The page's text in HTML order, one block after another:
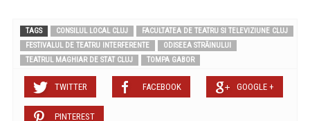
TAGS CONSILUL LOCAL CLUJ
FACULTATEA DE TEATRU SI TELEVIZIUNE CLUJ
FESTIVALUL DE TEATRU INTERFERENTE
ODISEEA STRĂINULUI
TEATRUL MAGHIAR DE STAT CLUJ
TOMPA GABOR
TWITTER FACEBOOK GOOGLE +
PINTEREST